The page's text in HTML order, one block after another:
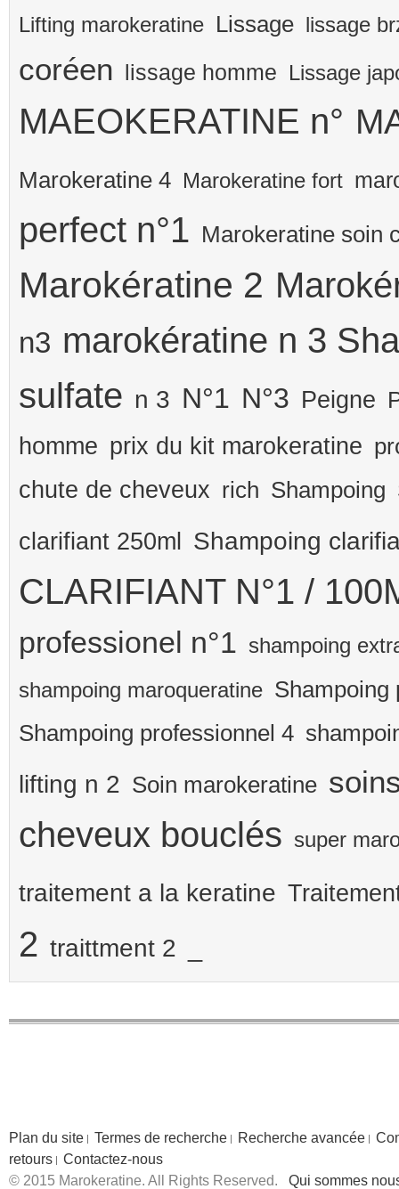
Lifting marokeratine Lissage lissage
coréen lissage homme Lissage
MAEOKERATINE n°
Marokeratine 4 Marokeratine fort
perfect n°1 Marokeratine soin
Marokératine 2
n3 marokératine n 3
sulfate n 3 N°1 N°3 Peigne
homme prix du kit marokeratine
chute de cheveux rich Shampoing
clarifiant 250ml Shampoing
CLARIFIANT N°1 /
professionel n°1 shampoing
shampoing maroqueratine Shampoing
Shampoing professionnel 4
lifting n 2 Soin marokeratine
cheveux bouclés super
traitement a la keratine
2 traittment 2
Plan du site Termes de recherche Recherche avancée
retours
Contactez-nous
© 2015 Marokeratine. All Rights Reserved. Qui sommes